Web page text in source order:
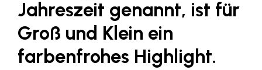
Gas Connect Austria
GBV - Verband gemeinnütziger
Jahreszeit genannt, ist für
Groß und Klein ein
farbenfrohes Highlight.